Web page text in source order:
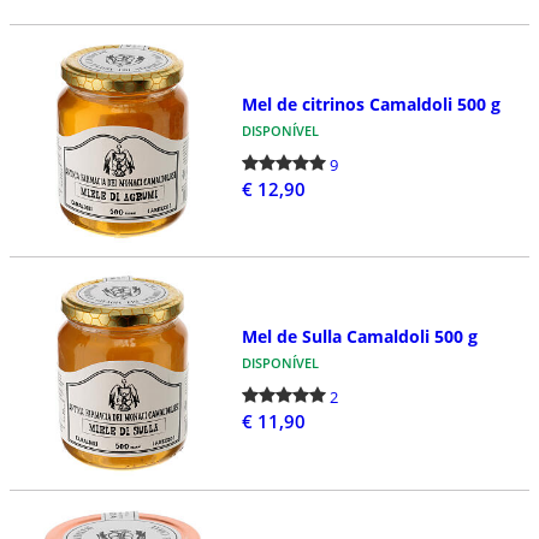
Mel de citrinos Camaldoli 500 g
DISPONÍVEL
9
€ 12,90
Mel de Sulla Camaldoli 500 g
DISPONÍVEL
2
€ 11,90